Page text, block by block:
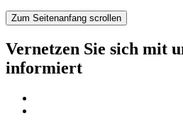
Zum Seitenanfang scrollen
Vernetzen Sie sich mit
informiert